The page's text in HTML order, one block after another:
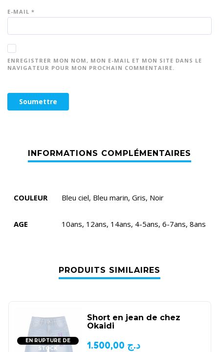
E-MAIL *
ENREGISTRER MON NOM, MON E-MAIL ET MON SITE DANS LE
NAVIGATEUR POUR MON PROCHAIN COMMENTAIRE.
COULEUR Bleu ciel, Bleu marin, Gris, Noir
AGE 10ans, 12ans, 14ans, 4-5ans, 6-7ans, 8ans
PRODUITS SIMILAIRES
EN RUPTURE DE
STOCK
Short en jean de chez
Okaidi
د.ج